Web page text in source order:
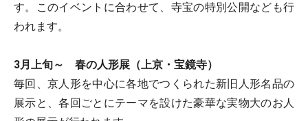
す。このイベントに合わせて、寺宝の特別公開なども行
われます。
3月上旬～ 春の人形展（上京・宝鏡寺）
毎回、京人形を中心に各地でつくられた新旧人形名品の
展示と、各回ごとにテーマを設けた豪華な実物大のお人